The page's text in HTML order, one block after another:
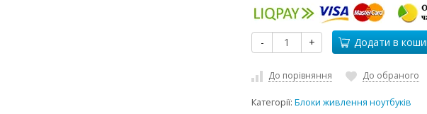
- + Додати в
До порівняння До обраного
Категорії:Блоки живлення ноутбуків